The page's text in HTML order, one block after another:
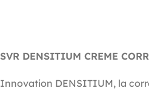
SVR DENSITIUM CREME
Innovation DENSITIUM, la